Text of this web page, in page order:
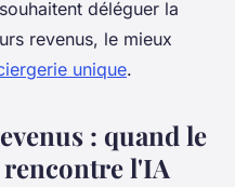
déléguer la
revenus, le mieux
unique.
: quand le
l'IA